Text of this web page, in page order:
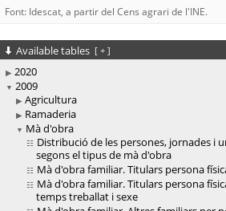
Font: Idescat, a partir del Cens agrari de l'INE.
Available tables [ + ]
2020
2009
Agricultura
Ramaderia
Mà d'obra
Distribució de les persones, jornades i
segons el tipus de mà d'obra
Mà d'obra familiar. Titulars persona
Mà d'obra familiar. Titulars persona
temps treballat i sexe